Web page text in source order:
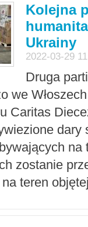
Kolejna
Ukrainy
2022-03-29
Druga
we
Caritas
dary
na
zostanie
teren